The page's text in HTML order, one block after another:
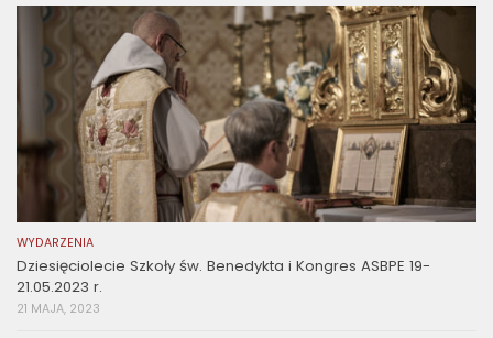
WYDARZENIA
Dziesięciolecie Szkoły św. Benedykta i Kongres ASBPE 19-
21.05.2023 r.
21 MAJA, 2023